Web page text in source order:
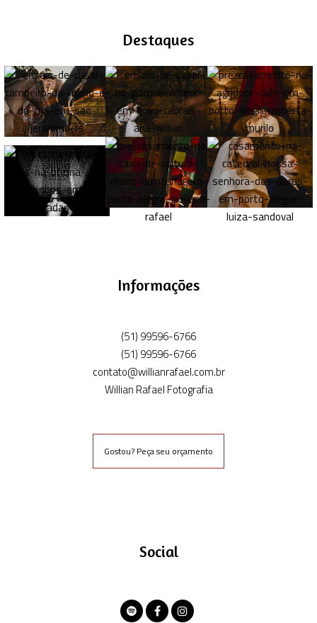
Destaques
Informações
(51) 99596-6766
(51) 99596-6766
contato@willianrafael.com.br
Willian Rafael Fotografia
Gostou? Peça seu orçamento
Social